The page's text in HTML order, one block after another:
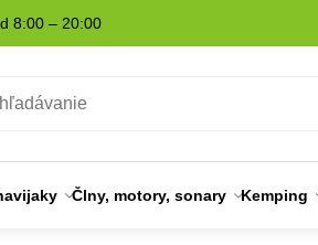
8:00 – 20:00
Člny, motory, sonary Kemping